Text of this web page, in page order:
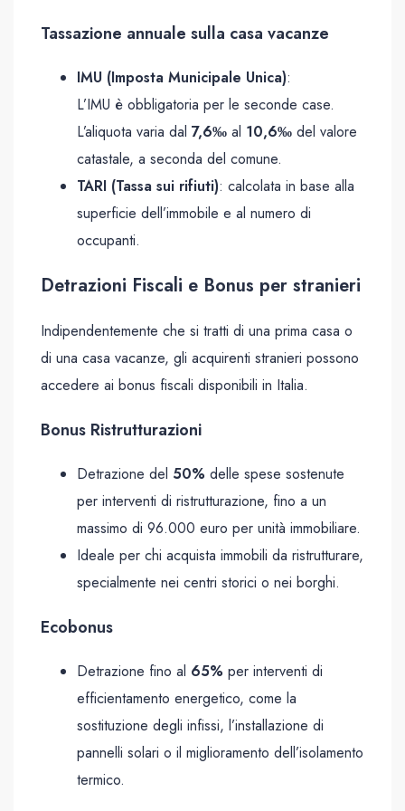
Tassazione annuale sulla casa vacanze
IMU (Imposta Municipale Unica):
L’IMU è obbligatoria per le seconde case.
L’aliquota varia dal 7,6‰ al 10,6‰ del valore
catastale, a seconda del comune.
TARI (Tassa sui rifiuti): calcolata in base alla
superficie dell’immobile e al numero di
occupanti.
Detrazioni Fiscali e Bonus per stranieri
Indipendentemente che si tratti di una prima casa o
di una casa vacanze, gli acquirenti stranieri possono
accedere ai bonus fiscali disponibili in Italia.
Bonus Ristrutturazioni
Detrazione del 50% delle spese sostenute
per interventi di ristrutturazione, fino a un
massimo di 96.000 euro per unità immobiliare.
Ideale per chi acquista immobili da ristrutturare,
specialmente nei centri storici o nei borghi.
Ecobonus
Detrazione fino al 65% per interventi di
efficientamento energetico, come la
sostituzione degli infissi, l’installazione di
pannelli solari o il miglioramento dell’isolamento
termico.